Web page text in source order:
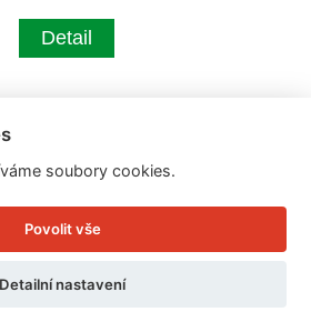
Detail
soubory cookies.
Povolit vše
Detailní nastavení